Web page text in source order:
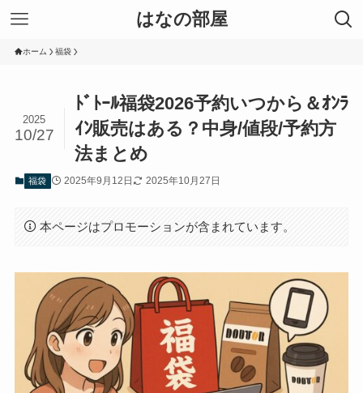
はなの部屋
ホーム 福袋
ﾄﾞﾄｰﾙ福袋2026予約いつから＆ｵﾝﾗ
ｲﾝ販売はある？中身/値段/予約方
法まとめ
2025
10/27
福袋 2025年9月12日 2025年10月27日
本ページはプロモーションが含まれています。